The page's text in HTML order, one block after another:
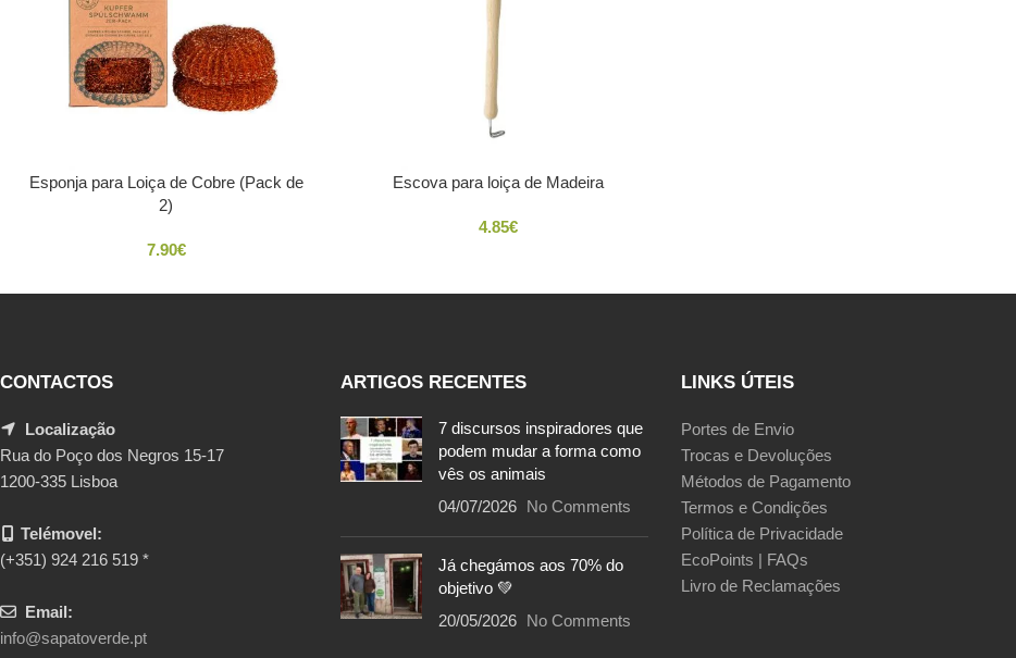
Esponja para Loiça de Cobre (Pack de
2)
7.90€
Escova para loiça de Madeira
4.85€
CONTACTOS
Localização
Rua do Poço dos Negros 15-17
1200-335 Lisboa
Telémovel:
(+351) 924 216 519 *
Email:
info@sapatoverde.pt
ARTIGOS RECENTES
7 discursos inspiradores que
podem mudar a forma como
vês os animais
04/07/2026 No Comments
Já chegámos aos 70% do
objetivo 💚
20/05/2026 No Comments
LINKS ÚTEIS
Portes de Envio
Trocas e Devoluções
Métodos de Pagamento
Termos e Condições
Política de Privacidade
EcoPoints | FAQs
Livro de Reclamações